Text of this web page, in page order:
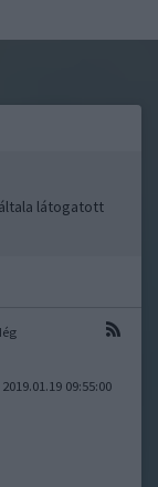
látogatott
2019.01.19 09:55:00